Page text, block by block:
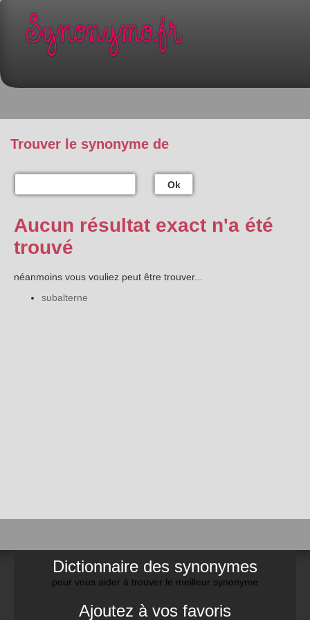
Trouver le synonyme de
Ok
Aucun résultat exact n'a été
trouvé
néanmoins vous vouliez peut être trouver...
subalterne
Dictionnaire des synonymes
pour vous aider à trouver le meilleur synonyme
Ajoutez à vos favoris